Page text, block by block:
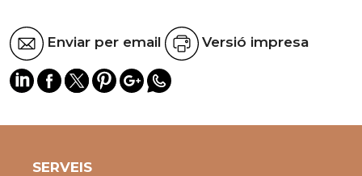
Enviar per email Versió impresa
SERVEIS